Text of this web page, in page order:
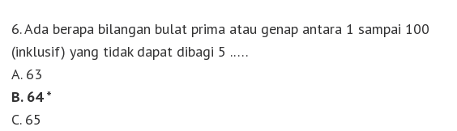
6. Ada berapa bilangan bulat prima atau genap antara 1 sampai 100
(inklusif) yang tidak dapat dibagi 5 .….
A. 63
B. 64 *
C. 65